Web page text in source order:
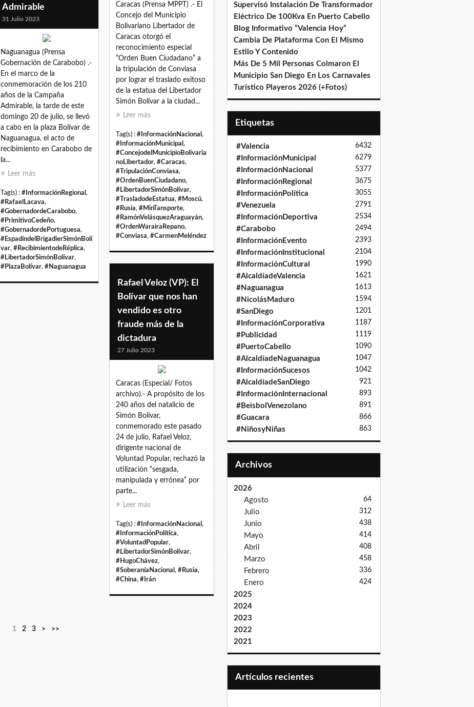
Caracas (Prensa MPPT) .- El
Concejo del Municipio
Bolivariano Libertador de
Caracas otorgó el
reconocimiento especial
“Orden Buen Ciudadano” a
la tripulación de Conviasa
por lograr el traslado exitoso
de la estatua del Libertador
Simón Bolívar a la ciudad...
Leer más
Tag(s) : #InformaciónNacional ,
#InformaciónMunicipal ,
#ConcejodelMunicipioBolivaria
noLibertador, #Caracas,
#TripulaciónConviasa,
#OrdenBuenCiudadano,
#LibertadorSimónBolívar,
#TrasladodeEstatua, #Moscú,
#Rusia, #MinTansporte,
#RamónVelásquezAraguayán,
#OrdenWarairaRepano,
#Conviasa, #CarmenMeléndez
Admirable
31 Julio 2023
Naguanagua (Prensa
Gobernación de Carabobo) .-
En el marco de la
conmemoración de los 210
años de la Campaña
Admirable, la tarde de este
domingo 20 de julio, se llevó
a cabo en la plaza Bolívar de
Naguanagua, el acto de
recibimiento en Carabobo de
la...
Leer más
Tag(s) : #InformaciónRegional ,
#RafaelLacava,
#GobernadordeCarabobo,
#PrimitivoCedeño,
#GobernadordePortuguesa,
#EspadíndelBrigadierSimónBolí
var, #RecibimientodeRéplica,
#LibertadorSimónBolívar,
#PlazaBolívar, #Naguanagua
Rafael Veloz (VP): El
Bolívar que nos han
vendido es otro
fraude más de la
dictadura
27 Julio 2023
Caracas (Especial/ Fotos
archivo).- A propósito de los
240 años del natalicio de
Simón Bolívar,
conmemorado este pasado
24 de julio, Rafael Veloz,
dirigente nacional de
Voluntad Popular, rechazó la
utilización “sesgada,
manipulada y errónea” por
parte...
Leer más
Tag(s) : #InformaciónNacional ,
#InformaciónPolítica,
#VoluntadPopular,
#LibertadorSimónBolívar,
#HugoChávez,
#SoberaníaNacional , #Rusia,
#China, #Irán
1 2 3 > >>
Supervisó Instalación De Transformador
Eléctrico De 100Kva En Puerto Cabello
Blog Informativo “Valencia Hoy”
Cambia De Plataforma Con El Mismo
Estilo Y Contenido
Más De 5 Mil Personas Colmaron El
Municipio San Diego En Los Carnavales
Turístico Playeros 2026 (+Fotos)
Etiquetas
#Valencia 6432
#InformaciónMunicipal 6279
#InformaciónNacional 5377
#InformaciónRegional 3675
#InformaciónPolítica 3055
#Venezuela 2791
#InformaciónDeportiva 2534
#Carabobo 2494
#InformaciónEvento 2393
#InformaciónInstitucional 2104
#InformaciónCultural 1990
#AlcaldíadeValencia 1621
#Naguanagua 1613
#NicolásMaduro 1594
#SanDiego 1201
#InformaciónCorporativa 1187
#Publicidad 1119
#PuertoCabello 1090
#AlcaldíadeNaguanagua 1047
#InformaciónSucesos 1042
#AlcaldíadeSanDiego 921
#InformaciónInternacional 893
#BeisbolVenezolano 891
#Guacara 866
#NiñosyNiñas 863
Archivos
2026
Agosto
64
Julio 312
Junio 438
Mayo 414
Abril 408
Marzo 458
Febrero 336
Enero 424
2025
2024
2023
2022
2021
Artículos recientes